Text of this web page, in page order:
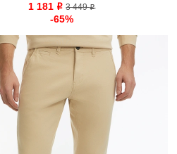
1 181 o 3 449o
-65%